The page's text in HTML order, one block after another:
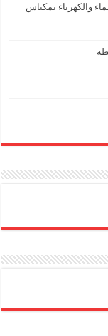
والكهرباء بمكناس